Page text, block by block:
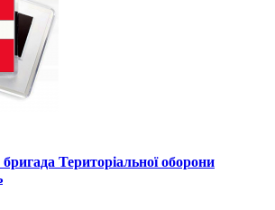
Територіальної оборони